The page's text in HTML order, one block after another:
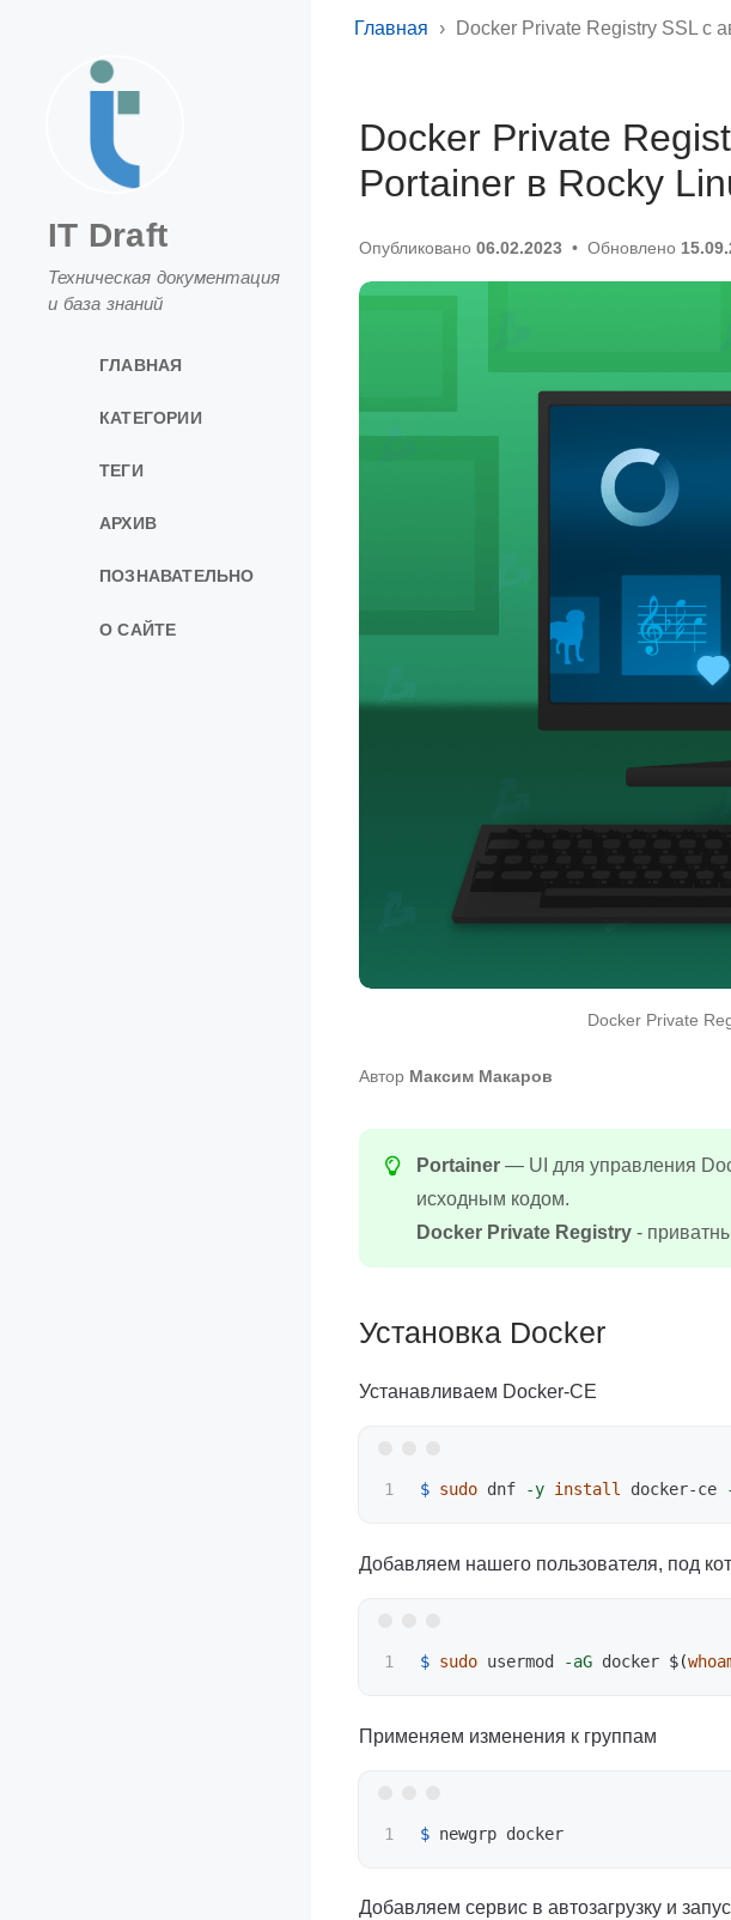
IT Draft
Техническая документация
и база знаний
ГЛАВНАЯ
КАТЕГОРИИ
ТЕГИ
АРХИВ
ПОЗНАВАТЕЛЬНО
О САЙТЕ
Главная Docker Private Registry SSL с
Docker Private
Portainer в Rocky
Опубликовано 06.02.2023 Обновлено
Docker Private
Автор Максим Макаров
Portainer — UI для управления
исходным кодом.
Docker Private Registry -
Установка Docker
Устанавливаем Docker-CE
$ sudo dnf -y install docker-ce
Добавляем нашего пользователя, под
$ sudo usermod -aG docker $(
Применяем изменения к группам
$
Добавляем сервис в автозагрузку и